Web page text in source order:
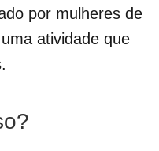
por mulheres de
atividade que